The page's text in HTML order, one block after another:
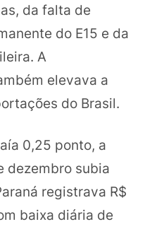
da falta de
do E15 e da
A
elevava a
do Brasil.
0,25 ponto, a
dezembro subia
registrava R$
baixa diária de